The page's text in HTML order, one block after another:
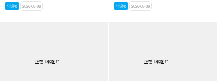
可退换 2026-08-06 可退换 2026-08-06